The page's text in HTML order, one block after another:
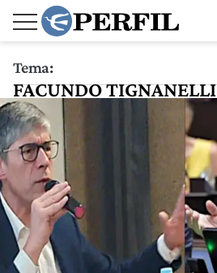
Tema:
FACUNDO TIGNANELLI